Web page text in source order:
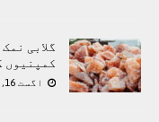
گلابی
کمپنیوں کے درمیان
اگست 16, 2023